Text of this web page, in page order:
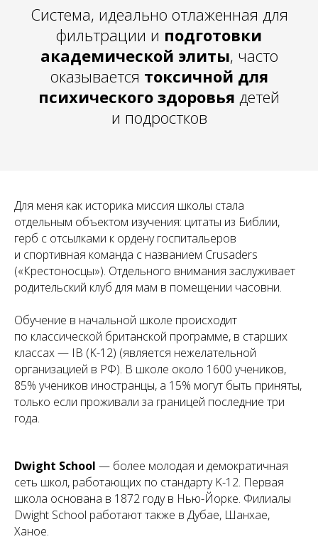
Система, идеально отлаженная для
фильтрации и подготовки
академической элиты, часто
оказывается токсичной для
психического здоровья детей
и подростков
Для меня как историка миссия школы стала
отдельным объектом изучения: цитаты из Библии,
герб с отсылками к ордену госпитальеров
и спортивная команда с названием Crusaders
(«Крестоносцы»). Отдельного внимания заслуживает
родительский клуб для мам в помещении часовни.
Обучение в начальной школе происходит
по классической британской программе, в старших
классах — IB (K-12) (является нежелательной
организацией в РФ). В школе около 1600 учеников,
85% учеников иностранцы, а 15% могут быть приняты,
только если проживали за границей последние три
года.
Dwight School — более молодая и демократичная
сеть школ, работающих по стандарту K-12. Первая
школа основана в 1872 году в Нью-Йорке. Филиалы
Dwight School работают также в Дубае, Шанхае,
Ханое.